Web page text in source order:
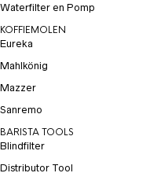
Waterfilter en Pomp
KOFFIEMOLEN
Eureka
Mahlkönig
Mazzer
Sanremo
BARISTA TOOLS
Blindfilter
Distributor Tool